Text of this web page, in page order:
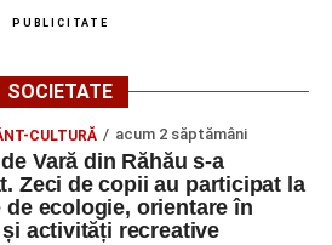
PUBLICITATE
SOCIETATE
CULTURĂ acum 2 săptămâni
Vară din Răhău s-a
Zeci de copii au participat la
de ecologie, orientare în
activități recreative